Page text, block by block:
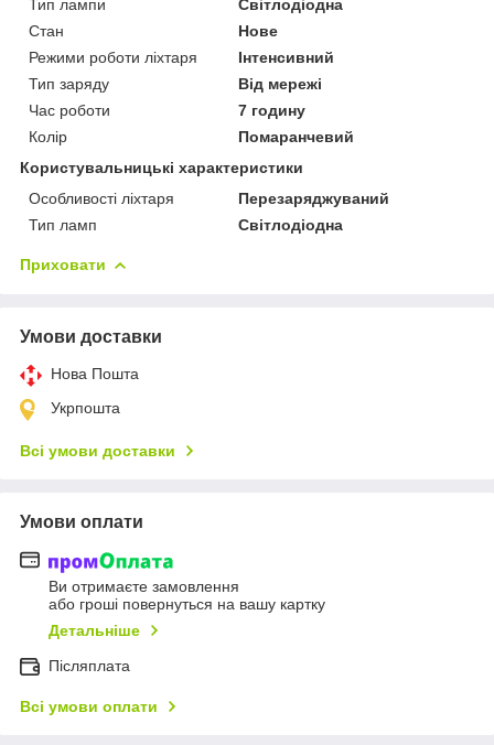
Тип лампи
Світлодіодна
Стан
Нове
Режими роботи ліхтаря
Інтенсивний
Тип заряду
Від мережі
Час роботи
7 годину
Колір
Помаранчевий
Користувальницькі характеристики
Особливості ліхтаря
Перезаряджуваний
Тип ламп
Світлодіодна
Приховати
Умови доставки
Нова Пошта
Укрпошта
Всі умови доставки
Умови оплати
Ви отримаєте замовлення
або гроші повернуться на вашу картку
Детальніше
Післяплата
Всі умови оплати